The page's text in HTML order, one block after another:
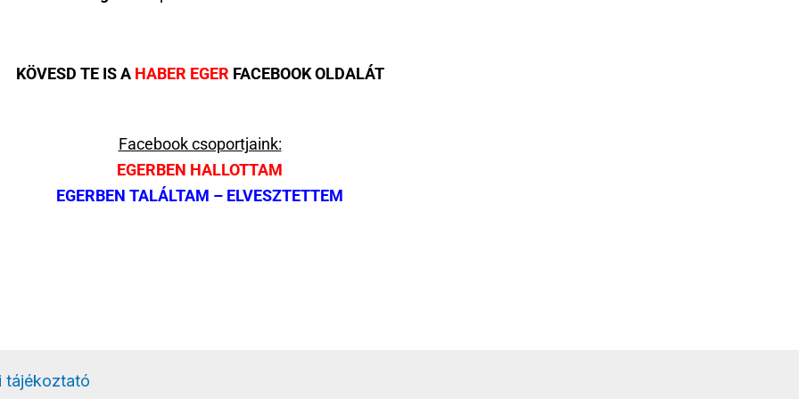
KÖVESD TE IS A HABER EGER FACEBOOK OLDALÁT
Facebook csoportjaink:
EGERBEN HALLOTTAM
EGERBEN TALÁLTAM – ELVESZTETTEM
tájékoztató